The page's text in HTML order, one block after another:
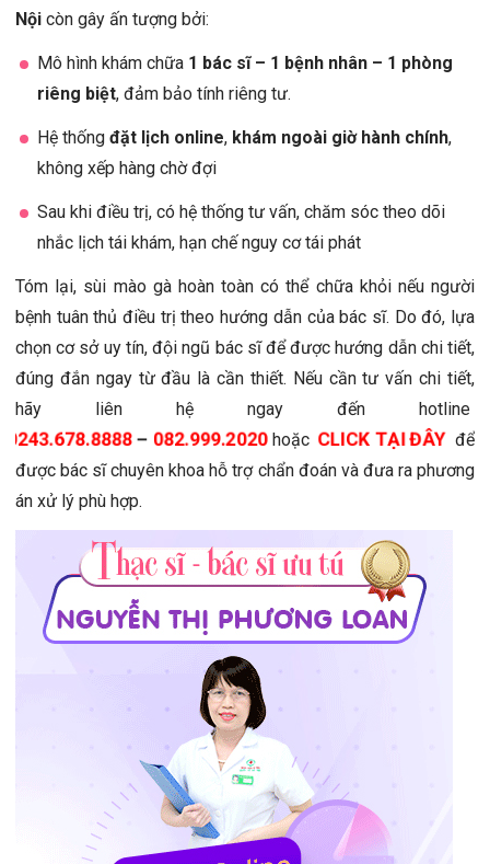
Nội còn gây ấn tượng bởi:
Mô hình khám chữa 1 bác sĩ – 1 bệnh nhân – 1 phòng
riêng biệt, đảm bảo tính riêng tư.
Hệ thống đặt lịch online, khám ngoài giờ hành chính,
không xếp hàng chờ đợi
Sau khi điều trị, có hệ thống tư vấn, chăm sóc theo dõi
nhắc lịch tái khám, hạn chế nguy cơ tái phát
Tóm lại, sùi mào gà hoàn toàn có thể chữa khỏi nếu người
bệnh tuân thủ điều trị theo hướng dẫn của bác sĩ. Do đó, lựa
chọn cơ sở uy tín, đội ngũ bác sĩ để được hướng dẫn chi tiết,
đúng đắn ngay từ đầu là cần thiết. Nếu cần tư vấn chi tiết,
hãy liên hệ ngay đến hotline
0243.678.8888– 082.999.2020hoặcCLICK TẠI ĐÂYđể
được bác sĩ chuyên khoa hỗ trợ chẩn đoán và đưa ra phương
án xử lý phù hợp.